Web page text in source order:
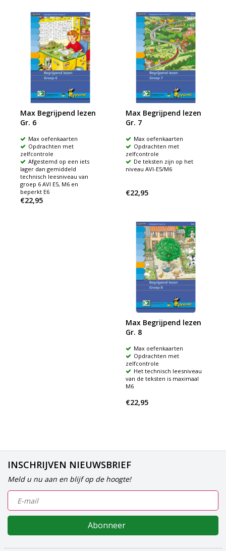
Max Begrijpend lezen
Gr. 6
Max oefenkaarten
Opdrachten met
zelfcontrole
Afgestemd op een iets
lager dan gemiddeld
technisch leesniveau van
groep 6 AVI E5, M6 en
beperkt E6
€22,95
Max Begrijpend lezen
Gr. 7
Max oefenkaarten
Opdrachten met
zelfcontrole
De teksten zijn op het
niveau AVI-E5/M6
€22,95
Max Begrijpend lezen
Gr. 8
Max oefenkaarten
Opdrachten met
zelfcontrole
Het technisch leesniveau
van de teksten is maximaal
M6
€22,95
INSCHRIJVEN NIEUWSBRIEF
Meld u nu aan en blijf op de hoogte!
Abonneer